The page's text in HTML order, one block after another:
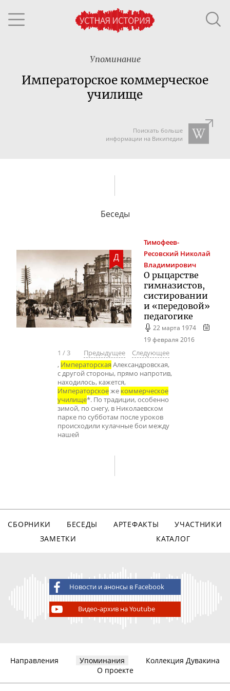
Упоминание
Императорское коммерческое
училище
Поискать больше
информации на Википедии
Беседы
Д
Тимофеев-
Ресовский Николай
Владимирович
О рыцарстве
гимназистов,
систировании
и «передовой»
педагогике
22 марта 1974
19 февраля 2016
1 /3 Предыдущее
Следующее
, Императорская Александровская,
с другой стороны, прямо напротив,
находилось, кажется,
Императорскоеже коммерческое
училище*. По традиции, особенно
зимой, по снегу, в Николаевском
парке по субботам после уроков
происходили кулачные бои между
нашей
СБОРНИКИ БЕСЕДЫ АРТЕФАКТЫ
УЧАСТНИКИ
ЗАМЕТКИ
КАТАЛОГ
Новости и анонсы в Facebook
Видео-архив на Youtube
Направления Упоминания
Коллекция Дувакина
О проекте